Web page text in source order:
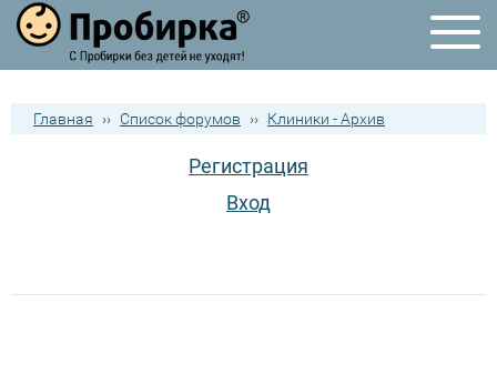
Главная ›› Список форумов ›› Клиники - Архив
Регистрация
Вход